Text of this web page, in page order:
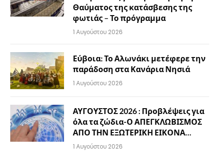
Θαύματος της κατάσβεσης της
φωτιάς – Το πρόγραμμα
1 Αυγούστου 2026
Εύβοια: Το Αλωνάκι μετέφερε την
παράδοση στα Κανάρια Νησιά
1 Αυγούστου 2026
ΑΥΓΟΥΣΤΟΣ 2026 : Προβλέψεις για
όλα τα ζώδια-Ο ΑΠΕΓΚΛΩΒΙΣΜΟΣ
ΑΠΟ ΤΗΝ ΕΞΩΤΕΡΙΚΗ ΕΙΚΟΝΑ…
1 Αυγούστου 2026